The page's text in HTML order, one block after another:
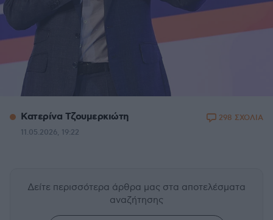
Κατερίνα Τζουμερκιώτη
11.05.2026, 19:22
298 ΣΧΟΛΙΑ
Δείτε περισσότερα άρθρα μας στα αποτελέσματα
αναζήτησης